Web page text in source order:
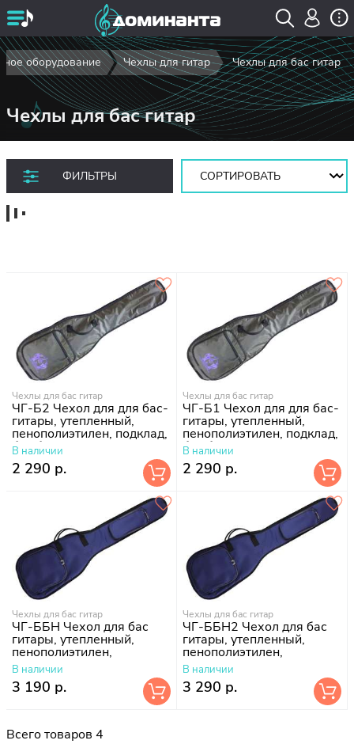
оборудование Чехлы для гитар Чехлы для бас гитар
Чехлы для бас гитар
ФИЛЬТРЫ
Сортировать:
Чехлы для бас гитар
ЧГ-Б2 Чехол для для бас-
гитары, утепленный,
пенополиэтилен, подклад,
без борта
В наличии
2 290 р.
Чехлы для бас гитар
ЧГ-Б1 Чехол для для бас-
гитары, утепленный,
пенополиэтилен, подклад,
без борта
В наличии
2 290 р.
Чехлы для бас гитар
ЧГ-ББН Чехол для бас
гитары, утепленный,
пенополиэтилен,
поролон-10 мм, подклад
болонь
В наличии
3 190 р.
Чехлы для бас гитар
ЧГ-ББН2 Чехол для бас
гитары, утепленный,
пенополиэтилен,
поролон-10 мм, подклад
болонь
В наличии
3 290 р.
Всего товаров 4